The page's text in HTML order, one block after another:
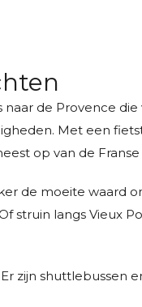
de Provence
Met een
op van de
de moeite waard
struin langs Vieux
zijn shuttlebussen